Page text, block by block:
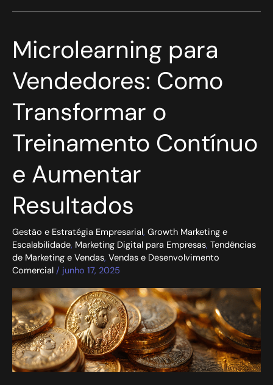
Microlearning para
Vendedores: Como
Transformar o
Treinamento Contínuo
e Aumentar
Resultados
Gestão e Estratégia Empresarial, Growth Marketing e
Escalabilidade, Marketing Digital para Empresas, Tendências
de Marketing e Vendas, Vendas e Desenvolvimento
Comercial / junho 17, 2025
Microlearning
para
Como
Transformar
o
Treinamento
Aumentar
Resultados